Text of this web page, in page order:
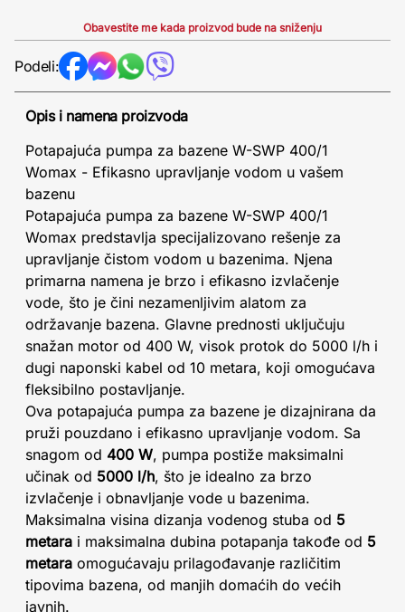
Obavestite me kada proizvod bude na sniženju
Podeli:
Opis i namena proizvoda
Potapajuća pumpa za bazene W-SWP 400/1
Womax - Efikasno upravljanje vodom u vašem
bazenu
Potapajuća pumpa za bazene W-SWP 400/1
Womax predstavlja specijalizovano rešenje za
upravljanje čistom vodom u bazenima. Njena
primarna namena je brzo i efikasno izvlačenje
vode, što je čini nezamenljivim alatom za
održavanje bazena. Glavne prednosti uključuju
snažan motor od 400 W, visok protok do 5000 l/h i
dugi naponski kabel od 10 metara, koji omogućava
fleksibilno postavljanje.
Ova potapajuća pumpa za bazene je dizajnirana da
pruži pouzdano i efikasno upravljanje vodom. Sa
snagom od 400 W, pumpa postiže maksimalni
učinak od 5000 l/h, što je idealno za brzo
izvlačenje i obnavljanje vode u bazenima.
Maksimalna visina dizanja vodenog stuba od 5
metara i maksimalna dubina potapanja takođe od 5
metara omogućavaju prilagođavanje različitim
tipovima bazena, od manjih domaćih do većih
javnih.